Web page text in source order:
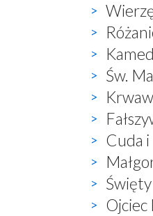
Św.
Cuda
Ojciec